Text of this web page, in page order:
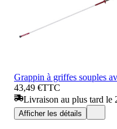
Grappin à griffes souples
43,49 €TTC
Livraison au plus tard le
Afficher les détails